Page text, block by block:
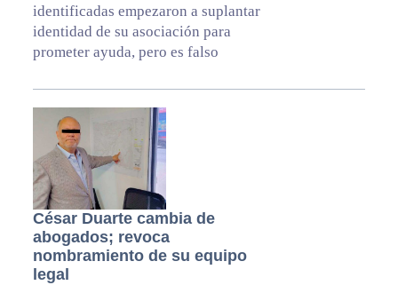
identificadas empezaron a suplantar
identidad de su asociación para
prometer ayuda, pero es falso
César Duarte cambia de
abogados; revoca
nombramiento de su equipo
legal